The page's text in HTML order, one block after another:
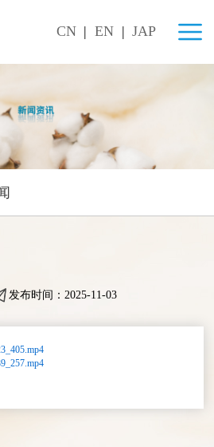
CN | EN | JAP
发布时间：2025-11-03